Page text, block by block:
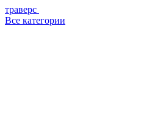
траверс
Все категории